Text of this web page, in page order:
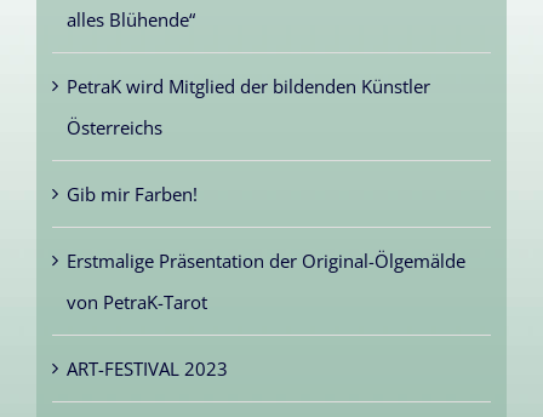
alles Blühende“
PetraK wird Mitglied der bildenden Künstler
Österreichs
Gib mir Farben!
Erstmalige Präsentation der Original-Ölgemälde
von PetraK-Tarot
ART-FESTIVAL 2023